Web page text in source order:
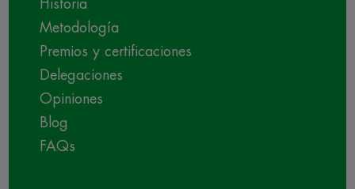
Historia
Metodología
Premios y certificaciones
Delegaciones
Opiniones
Blog
FAQs